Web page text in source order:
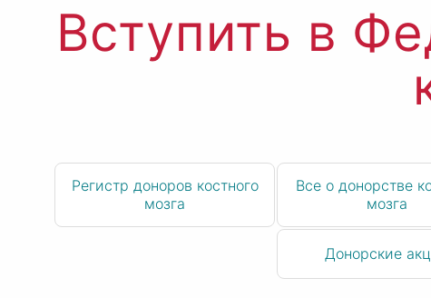
Вступить в
Регистр доноров костного
мозга
Все о донорстве
мозга
Донорские